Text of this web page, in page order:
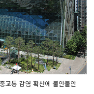
교통 감염 확산에 불안불안